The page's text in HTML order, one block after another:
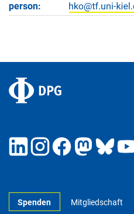
person:
Spenden Mitgliedschaft